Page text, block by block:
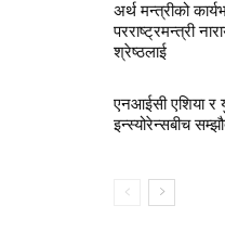
अर्थ मन्त्रीको
परराष्ट्रमन्त्री
श्रेष्ठलाई
एनआईसी एशिया र
इन्स्योरेन्सबीच